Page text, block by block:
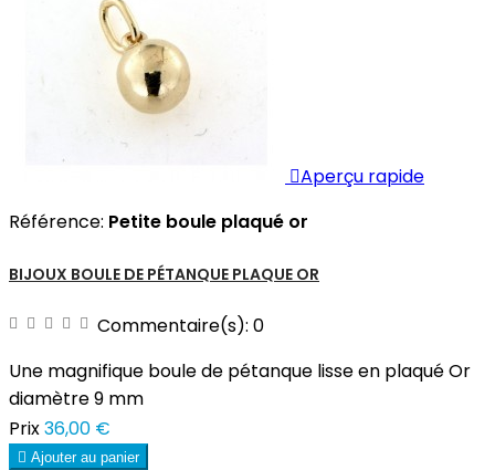
Aperçu rapide
Référence: Petite boule plaqué or
BIJOUX BOULE DE PÉTANQUE PLAQUE OR
Commentaire(s): 0
Une magnifique boule de pétanque lisse en plaqué Or
diamètre 9 mm
Prix36,00 €
 Ajouter au panier